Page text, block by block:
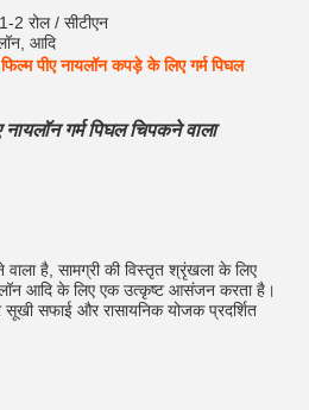
2 रोल / सीटीएन
आदि
पीए नायलॉन कपड़े के लिए गर्म पिघल
गर्म पिघल चिपकने वाला
वाला है, सामग्री की विस्तृत श्रृंखला के लिए
आदि के लिए एक उत्कृष्ट आसंजन करता है।
सफाई और रासायनिक योजक प्रदर्शित